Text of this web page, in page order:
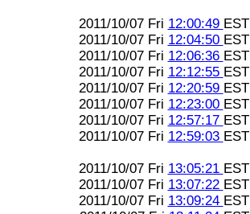
2011/10/07 Fri 12:00:49 EST
2011/10/07 Fri 12:04:50 EST
2011/10/07 Fri 12:06:36 EST
2011/10/07 Fri 12:12:55 EST
2011/10/07 Fri 12:20:59 EST
2011/10/07 Fri 12:23:00 EST
2011/10/07 Fri 12:57:17 EST
2011/10/07 Fri 12:59:03 EST
2011/10/07 Fri 13:05:21 EST
2011/10/07 Fri 13:07:22 EST
2011/10/07 Fri 13:09:24 EST